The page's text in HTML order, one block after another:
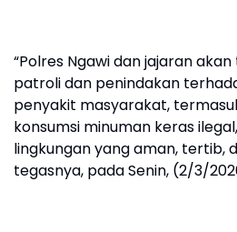
“Polres Ngawi dan jajaran
patroli dan penindakan
penyakit masyarakat,
konsumsi minuman keras
lingkungan yang aman, tertib,
tegasnya, pada Senin, (2/3/